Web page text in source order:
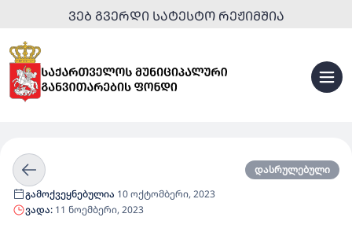
ᲕᲔᲑ ᲒᲕᲔᲠᲓᲘ ᲡᲐᲢᲔᲡᲢᲝ ᲠᲔᲟᲘᲛᲨᲘᲐ
დასრულებული
გამოქვეყნებულია 10 ოქტომბერი, 2023
ვადა: 11 ნოემბერი, 2023